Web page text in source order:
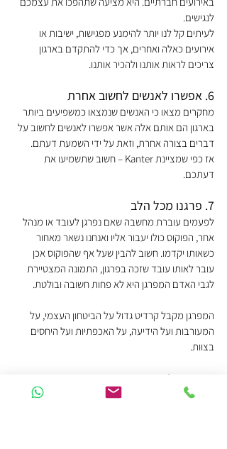
לנגישים.
לעיתים קל לנו יותר להימנע מפגישות, ישיבות או
אירועים כאלה ואחרים, אך כדי להתקדם בארגון
צריכים לראות אותנו ולהכיר אותנו.
6. אפשרו לאנשים לחשוב אחרת
מחקרים מצאו כי האנשים שנמצאו כמשפיעים ביותר
בארגון הם אותם אלה אשר אפשרו לאנשים לחשוב על
דברים בצורה אחרת, וזאת על ידי השמעת דעתם.
אז כפי שמציינת Kanter – חשוב שתשמיעו את
דעתכם.
7. פרגנו מכל הלב
לפעמים עוברת מחשבה שאם נפרגן לעובד או מנהל
אחר, הפוקוס כולו יעבור אליו ואנחנו נשאר מאחור
כשאותו יקדמו. חשוב להבין שעל אף שהפוקוס אכן
עובר לאותו עובד שזכה בפרגון, התמונה המצטיירת
לגבי האדם המפרגן היא לא פחות חשובה ובולטת.
המפרגן מקבל קרדיט גדול על הביטחון העצמי, על
המעורבות ועל הידיעה, על האכפתיות ועל היחסים
בצוות.
שיהיה בהצלחה,